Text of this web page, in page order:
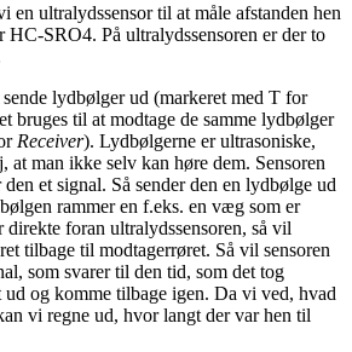
en ultralydssensor til at måle afstanden hen
HC-SRO4. På ultralydssensoren er der to
lydbølger ud (markeret med T for
bruges til at modtage de samme lydbølger
Receiver). Lydbølgerne er ultrasoniske,
at man ikke selv kan høre dem. Sensoren
et signal. Så sender den en lydbølge ud
rammer en f.eks. en væg som er
direkte foran ultralydssensoren, så vil
tilbage til modtagerrøret. Så vil sensoren
som svarer til den tid, som det tog
og komme tilbage igen. Da vi ved, hvad
vi regne ud, hvor langt der var hen til